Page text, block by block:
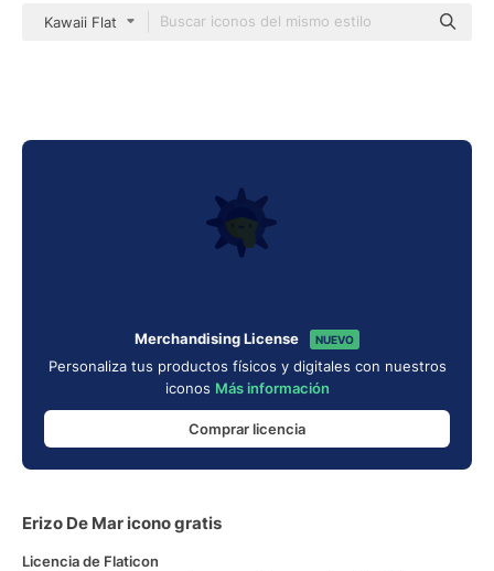
Kawaii Flat
Merchandising License NUEVO
Personaliza tus productos físicos y digitales con nuestros
iconos Más información
Comprar licencia
Erizo De Mar icono gratis
Licencia de Flaticon